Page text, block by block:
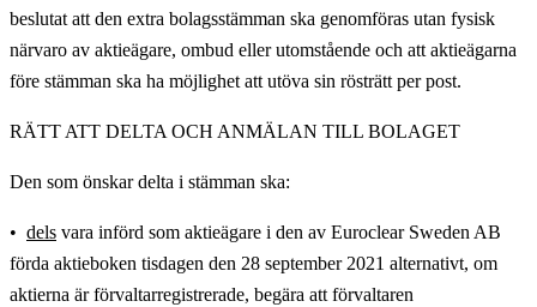
beslutat att den extra bolagsstämman ska genomföras utan fysisk
närvaro av aktieägare, ombud eller utomstående och att aktieägarna
före stämman ska ha möjlighet att utöva sin rösträtt per post.
RÄTT ATT DELTA OCH ANMÄLAN TILL BOLAGET
Den som önskar delta i stämman ska:
dels vara införd som aktieägare i den av Euroclear Sweden AB
förda aktieboken tisdagen den 28 september 2021 alternativt, om
aktierna är förvaltarregistrerade, begära att förvaltaren